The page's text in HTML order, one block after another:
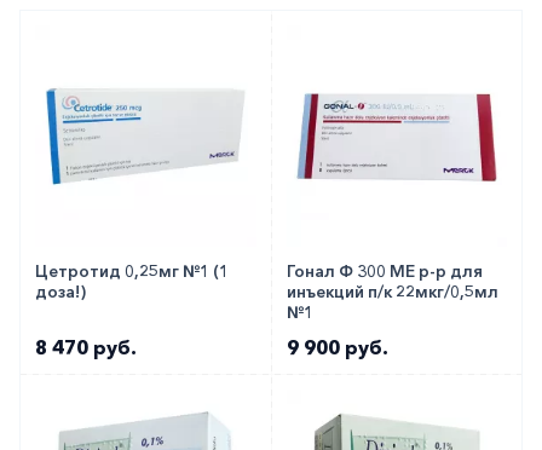
Режим дозирования
Доза гормонального препарата определяется
индивидуально. Для взрослых пациентов
учитывают особенности заболевания, возраст и
При проведении заместительной терапии с
Цетротид 0,25мг №1 (1
доза!)
8 470 руб.
Гонал Ф 300 МЕ р-р для
инъекций п/к 22мкг/0,5мл
№1
9 900 руб.